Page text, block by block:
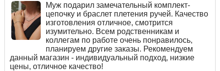
Муж подарил замечательный комплект-
цепочку и браслет плетения ручей. Качество
изготовления отличное, смотрится
изумительно. Всем родственникам и
коллегам по работе очень понравилось,
планируем другие заказы. Рекомендуем
данный магазин - индивидуальный подход, низкие
цены, отличное качество!